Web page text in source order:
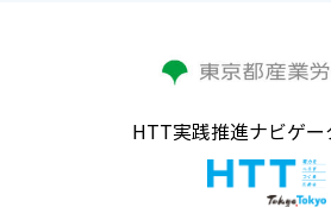
HTT実践推進ナビゲー